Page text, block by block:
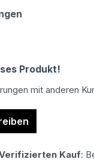
Produkt!
mit anderen
Kauf: